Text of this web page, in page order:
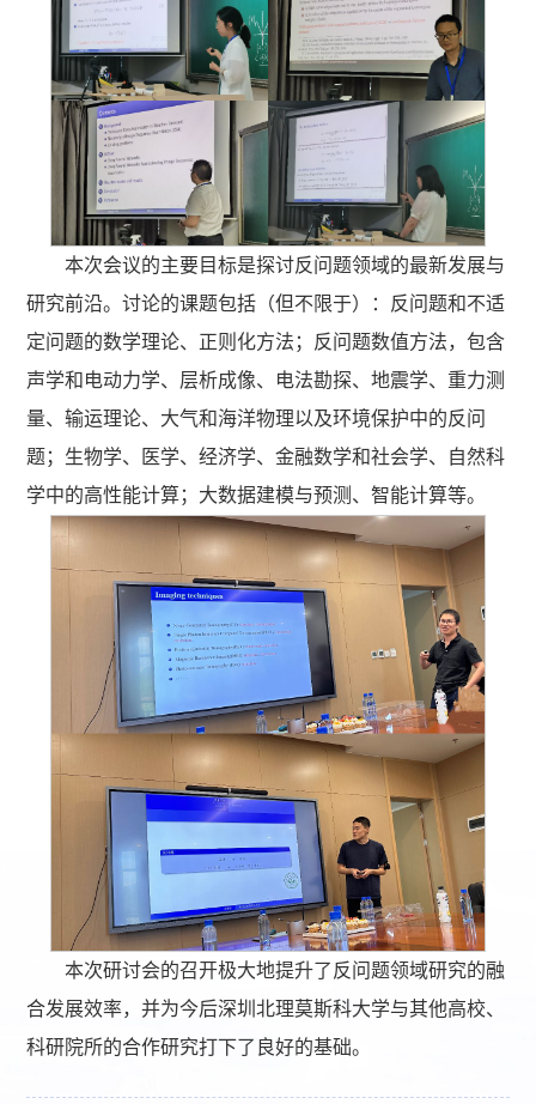
本次会议的主要目标是探讨反问题领域的最新发展与
研究前沿。讨论的课题包括（但不限于）：反问题和不适
定问题的数学理论、正则化方法；反问题数值方法，包含
声学和电动力学、层析成像、电法勘探、地震学、重力测
量、输运理论、大气和海洋物理以及环境保护中的反问
题；生物学、医学、经济学、金融数学和社会学、自然科
学中的高性能计算；大数据建模与预测、智能计算等。
本次研讨会的召开极大地提升了反问题领域研究的融
合发展效率，并为今后深圳北理莫斯科大学与其他高校、
科研院所的合作研究打下了良好的基础。